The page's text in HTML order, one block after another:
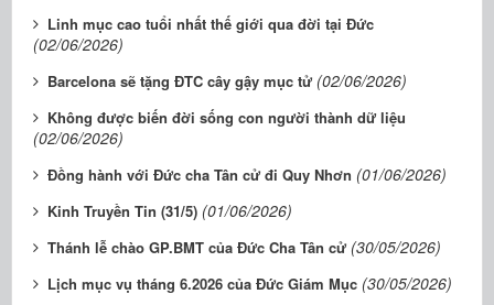
Linh mục cao tuổi nhất thế giới qua đời tại Đức
(02/06/2026)
Barcelona sẽ tặng ĐTC cây gậy mục tử (02/06/2026)
Không được biến đời sống con người thành dữ liệu
(02/06/2026)
Đồng hành với Đức cha Tân cử đi Quy Nhơn (01/06/2026)
Kinh Truyền Tin (31/5) (01/06/2026)
Thánh lễ chào GP.BMT của Đức Cha Tân cử (30/05/2026)
Lịch mục vụ tháng 6.2026 của Đức Giám Mục (30/05/2026)